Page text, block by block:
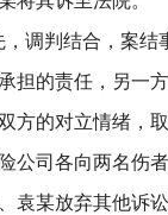
调判结合，案
担的责任，另一
方的对立情绪，
公司各向两名伤
袁某放弃其他诉讼